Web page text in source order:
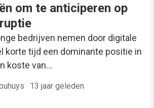
om te anticiperen op
bedrijven nemen door digitale
korte tijd een dominante positie in
koste van…
· 13 jaar geleden